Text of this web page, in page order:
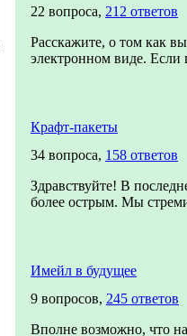
22 вопроса, 212 ответов
Расскажите, о том как
электронном виде. Если
Крафт-пакеты
34 вопроса, 158 ответов
Здравствуйте! В
более острым. Мы
Имейл в будущее
9 вопросов, 245 ответов
Вполне возможно, что